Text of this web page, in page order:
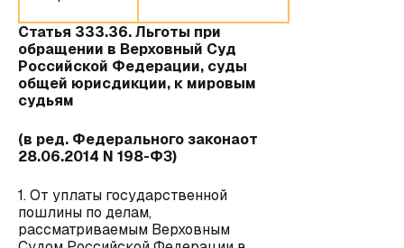
Статья 333.36. Льготы при
обращении в Верховный Суд
Российской Федерации, суды
общей юрисдикции, к мировым
судьям
(в ред. Федерального законаот
28.06.2014 N 198-ФЗ)
1. От уплаты государственной
пошлины по делам,
рассматриваемым Верховным